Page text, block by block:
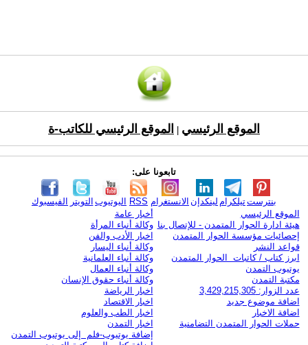
الموقع الرئيسي الموقع الرئيسي للكاتب-ة
تابعونا على:
الفيسبوك التويتر اليوتيوب RSS الانستغرام لينكدإن تيلكرامبنترست
الموقع الرئيسي
هيئة ادارة الحوار المتمدن - للإتصال بنا
إحصائيات مؤسسة الحوار المتمدن
قواعد النشر
ابرز كتاب / كاتبات الحوار المتمدن
يوتيوب التمدن
مكتبة التمدن
عدد الزوار: 3,429,215,305
اضافة موضوع جديد
اضافة الاخبار
حملات الحوار المتمدن التضامنية
أخبار عامة
وكالة أنباء المرأة
اخبار الأدب والفن
وكالة أنباء اليسار
وكالة أنباء العلمانية
وكالة أنباء العمال
وكالة أنباء حقوق الإنسان
اخبار الرياضة
اخبار الاقتصاد
اخبار الطب والعلوم
اخبار التمدن
إضافة يوتيوب-فلم إلى يوتيوب التمدن